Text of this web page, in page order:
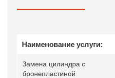
Наименование услуги:
Замена цилиндра с
бронепластиной